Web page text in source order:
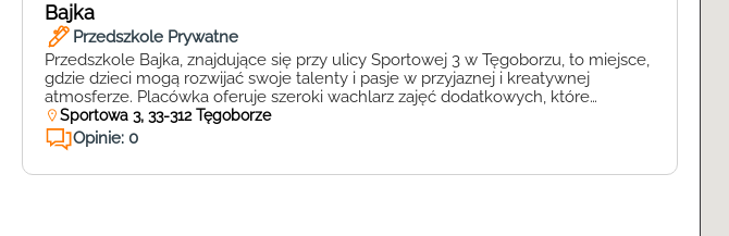
Bajka
Przedszkole Prywatne
Przedszkole Bajka, znajdujące się przy ulicy Sportowej 3 w Tęgoborzu, to miejsce,
gdzie dzieci mogą rozwijać swoje talenty i pasje w przyjaznej i kreatywnej
atmosferze. Placówka oferuje szeroki wachlarz zajęć dodatkowych, które
wspierają wszechstronny rozwój maluchów. W ofercie przedszkola znajdują się
zajęcia plastyczne, muzyczne, taneczne oraz sportowe, które pomagają dzieciom
odkrywać swoje zainteresowania i umiejętności. […]
Sportowa 3, 33-312 Tęgoborze
Opinie: 0